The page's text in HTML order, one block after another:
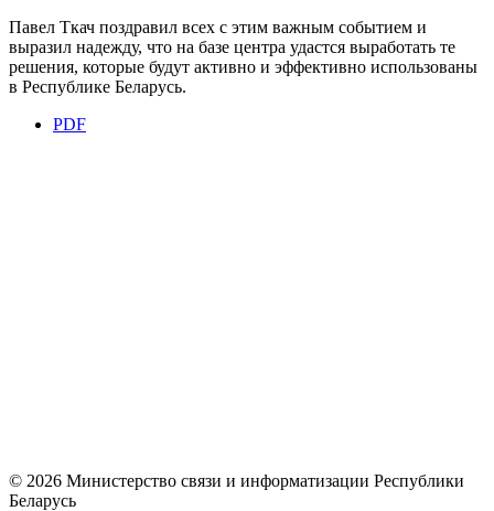
Павел Ткач поздравил всех с этим важным событием и
выразил надежду, что на базе центра удастся выработать те
решения, которые будут активно и эффективно использованы
в Республике Беларусь.
PDF
© 2026 Министерство связи и информатизации Республики
Беларусь